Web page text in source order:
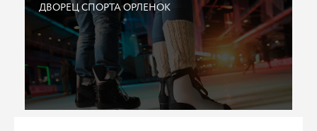
ДВОРЕЦ СПОРТА ОРЛЕНОК